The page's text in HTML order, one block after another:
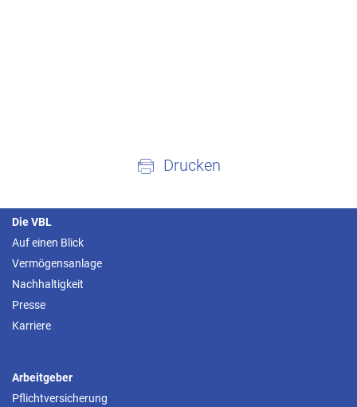
Drucken
Die VBL
Auf einen Blick
Vermögensanlage
Nachhaltigkeit
Presse
Karriere
Arbeitgeber
Pflichtversicherung